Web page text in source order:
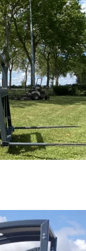
informations
de devis et de
de retrait de votre
par ce formulaire,
.